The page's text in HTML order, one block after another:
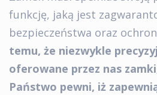
funkcję, jaką jest
bezpieczeństwa oraz
temu, że niezwykle
oferowane przez nas
Państwo pewni, iż